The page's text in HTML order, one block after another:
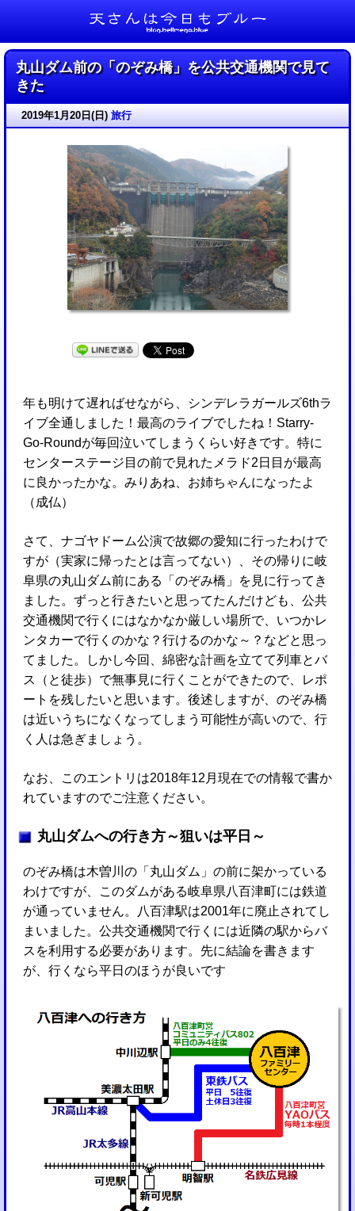
天さんは今日もブルー
丸山ダム前の「のぞみ橋」を公共交通機関で見て
きた
2019年1月20日(日) 旅行
年も明けて遅ればせながら、シンデレラガールズ6thラ
イブ全通しました！最高のライブでしたね！Starry-
Go-Roundが毎回泣いてしまうくらい好きです。特に
センターステージ目の前で見れたメラド2日目が最高
に良かったかな。みりあね、お姉ちゃんになったよ
（成仏）
さて、ナゴヤドーム公演で故郷の愛知に行ったわけで
すが（実家に帰ったとは言ってない）、その帰りに岐
阜県の丸山ダム前にある「のぞみ橋」を見に行ってき
ました。ずっと行きたいと思ってたんだけども、公共
交通機関で行くにはなかなか厳しい場所で、いつかレ
ンタカーで行くのかな？行けるのかな～？などと思っ
てました。しかし今回、綿密な計画を立てて列車とバ
ス（と徒歩）で無事見に行くことができたので、レポ
ートを残したいと思います。後述しますが、のぞみ橋
は近いうちになくなってしまう可能性が高いので、行
く人は急ぎましょう。
なお、このエントリは2018年12月現在での情報で書か
れていますのでご注意ください。
丸山ダムへの行き方～狙いは平日～
のぞみ橋は木曽川の「丸山ダム」の前に架かっている
わけですが、このダムがある岐阜県八百津町には鉄道
が通っていません。八百津駅は2001年に廃止されてし
まいました。公共交通機関で行くには近隣の駅からバ
スを利用する必要があります。先に結論を書きます
が、行くなら平日のほうが良いです